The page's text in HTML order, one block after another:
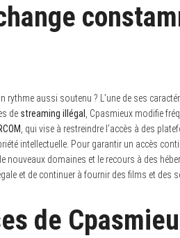
aussi soutenu ? L’une de ses
de streaming illégal
, Cpasmieux modifie
, qui vise à restreindre l’accès à des
intellectuelle. Pour garantir un accès
domaines et le recours à des
et de continuer à fournir des films et des
de